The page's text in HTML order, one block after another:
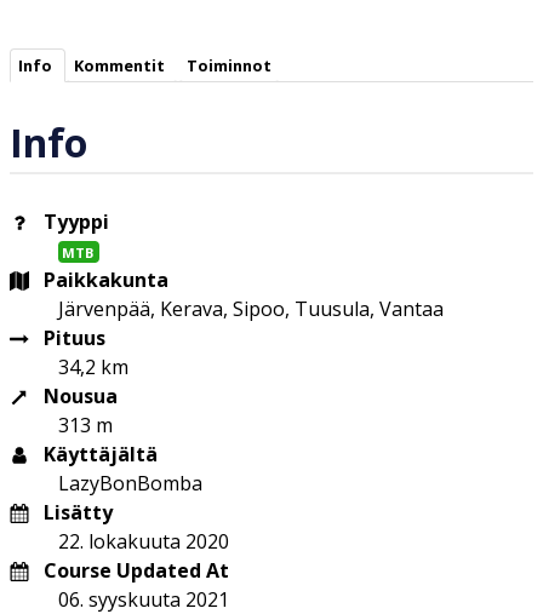
Info Kommentit Toiminnot
Info
Tyyppi
MTB
Paikkakunta
Järvenpää, Kerava, Sipoo, Tuusula, Vantaa
Pituus
34,2 km
Nousua
313 m
Käyttäjältä
LazyBonBomba
Lisätty
22. lokakuuta 2020
Course Updated At
06. syyskuuta 2021